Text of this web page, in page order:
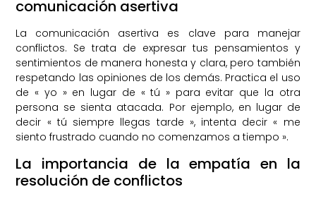
comunicación asertiva
La comunicación asertiva es clave para manejar
conflictos. Se trata de expresar tus pensamientos y
sentimientos de manera honesta y clara, pero también
respetando las opiniones de los demás. Practica el uso
de « yo » en lugar de « tú » para evitar que la otra
persona se sienta atacada. Por ejemplo, en lugar de
decir « tú siempre llegas tarde », intenta decir « me
siento frustrado cuando no comenzamos a tiempo ».
La importancia de la empatía en la
resolución de conflictos